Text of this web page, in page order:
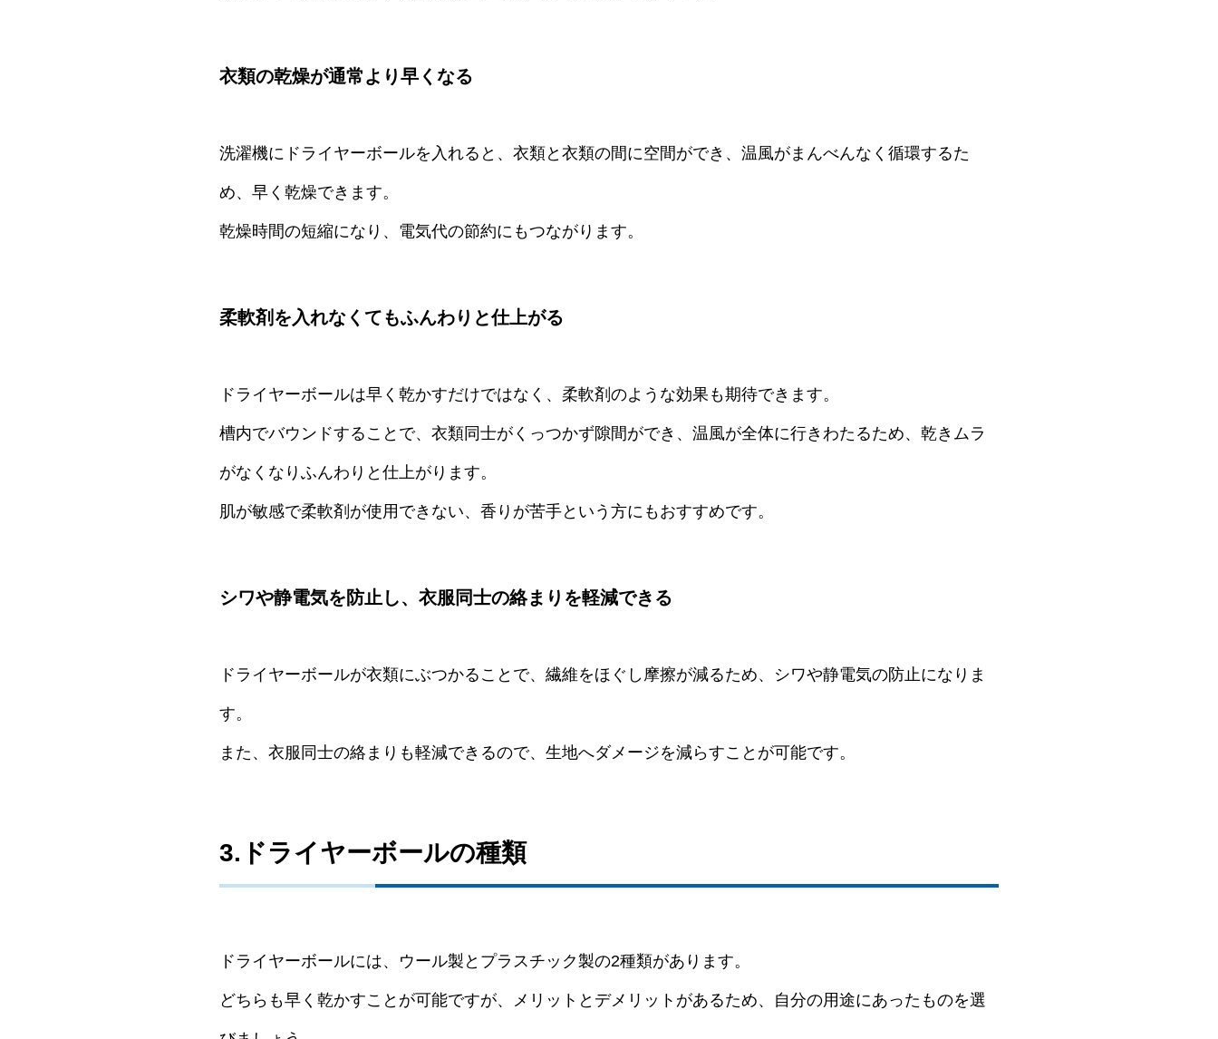
衣類の乾燥が通常より早くなる
洗濯機にドライヤーボールを入れると、衣類と衣類の間に空間ができ、温風がまんべんなく循環するた
め、早く乾燥できます。
乾燥時間の短縮になり、電気代の節約にもつながります。
柔軟剤を入れなくてもふんわりと仕上がる
ドライヤーボールは早く乾かすだけではなく、柔軟剤のような効果も期待できます。
槽内でバウンドすることで、衣類同士がくっつかず隙間ができ、温風が全体に行きわたるため、乾きムラ
がなくなりふんわりと仕上がります。
肌が敏感で柔軟剤が使用できない、香りが苦手という方にもおすすめです。
シワや静電気を防止し、衣服同士の絡まりを軽減できる
ドライヤーボールが衣類にぶつかることで、繊維をほぐし摩擦が減るため、シワや静電気の防止になりま
す。
また、衣服同士の絡まりも軽減できるので、生地へダメージを減らすことが可能です。
3.ドライヤーボールの種類
ドライヤーボールには、ウール製とプラスチック製の2種類があります。
どちらも早く乾かすことが可能ですが、メリットとデメリットがあるため、自分の用途にあったものを選